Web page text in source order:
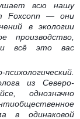
всю нашу
Foxconn — они
в экологии
производство,
всё это вас
из Северо-
однозначно
в одинаковой